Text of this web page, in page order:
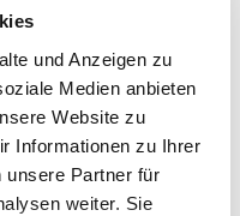
und Anzeigen zu
Medien anbieten
Website zu
Informationen zu Ihrer
unsere Partner für
weiter. Sie
mitgenommen
09:33
12:53